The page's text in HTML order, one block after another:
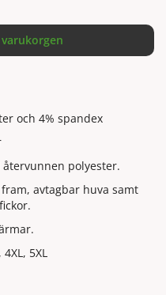
varukorgen
och 4% spandex
polyester.
avtagbar huva samt
5XL